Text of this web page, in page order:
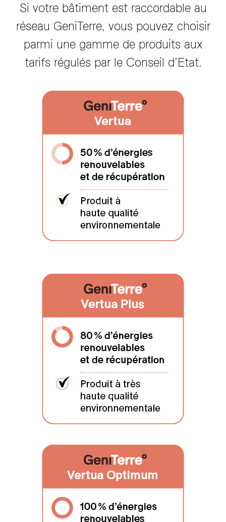
Si votre bâtiment est raccordable au
réseau GeniTerre, vous pouvez choisir
parmi une gamme de produits aux
tarifs régulés par le Conseil d’Etat.